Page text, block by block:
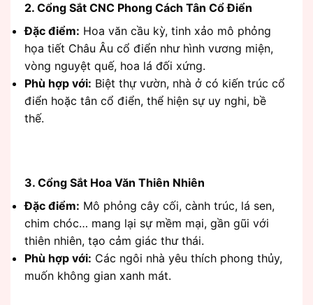
2. Cổng Sắt CNC Phong Cách Tân Cổ Điển
Đặc điểm: Hoa văn cầu kỳ, tinh xảo mô phỏng
họa tiết Châu Âu cổ điển như hình vương miện,
vòng nguyệt quế, hoa lá đối xứng.
Phù hợp với: Biệt thự vườn, nhà ở có kiến trúc cổ
điển hoặc tân cổ điển, thể hiện sự uy nghi, bề
thế.
3. Cổng Sắt Hoa Văn Thiên Nhiên
Đặc điểm: Mô phỏng cây cối, cành trúc, lá sen,
chim chóc… mang lại sự mềm mại, gần gũi với
thiên nhiên, tạo cảm giác thư thái.
Phù hợp với: Các ngôi nhà yêu thích phong thủy,
muốn không gian xanh mát.